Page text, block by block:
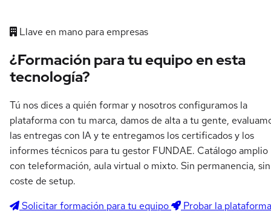
Llave en mano para empresas
¿Formación para tu equipo en esta
tecnología?
Tú nos dices a quién formar y nosotros configuramos la
plataforma con tu marca, damos de alta a tu gente,
las entregas con IA y te entregamos los certificados y los
informes técnicos para tu gestor FUNDAE. Catálogo amplio
con teleformación, aula virtual o mixto. Sin permanencia, sin
coste de setup.
Solicitar formación para tu equipo
Probar la plataforma